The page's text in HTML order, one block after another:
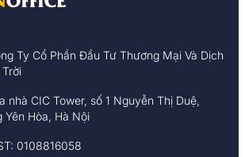
Ty Cổ Phần Đầu Tư Thương Mại Và Dịch
nhà CIC Tower, số 1 Nguyễn Thị Duệ,
Yên Hòa, Hà Nội
0108816058